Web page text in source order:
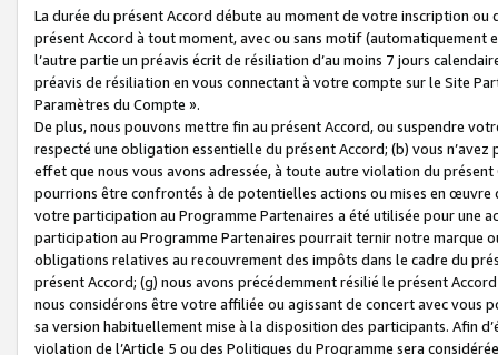
La durée du présent Accord débute au moment de votre inscription
présent Accord à tout moment, avec ou sans motif (automatiquement
l’autre partie un préavis écrit de résiliation d’au moins 7 jours
préavis de résiliation en vous connectant à votre compte sur le Site
Paramètres du Compte ».
De plus, nous pouvons mettre fin au présent Accord, ou suspendre
respecté une obligation essentielle du présent Accord; (b) vous
effet que nous vous avons adressée, à toute autre violation du
pourrions être confrontés à de potentielles actions ou mises en
votre participation au Programme Partenaires a été utilisée pour une
participation au Programme Partenaires pourrait ternir notre marque
obligations relatives au recouvrement des impôts dans le cadre du
présent Accord; (g) nous avons précédemment résilié le présent
nous considérons être votre affiliée ou agissant de concert avec vous
sa version habituellement mise à la disposition des participants. Afin
violation de l’Article 5 ou des Politiques du Programme sera